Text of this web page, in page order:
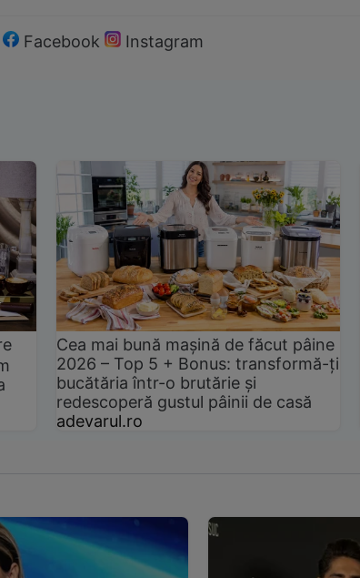
Facebook Instagram
Cea mai bună mașină de făcut pâine
2026 – Top 5 + Bonus: transformă-ți
bucătăria într-o brutărie și
redescoperă gustul pâinii de casă
adevarul.ro